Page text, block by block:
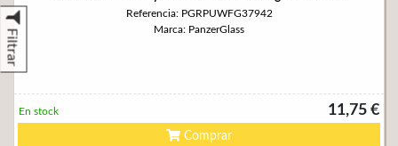
Filtrar
Referencia: PGRPUWFG37942
Marca: PanzerGlass
11,75 €
En stock
Comprar